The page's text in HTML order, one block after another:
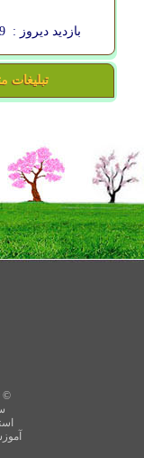
بازدید دیروز :
تبلیغات
©